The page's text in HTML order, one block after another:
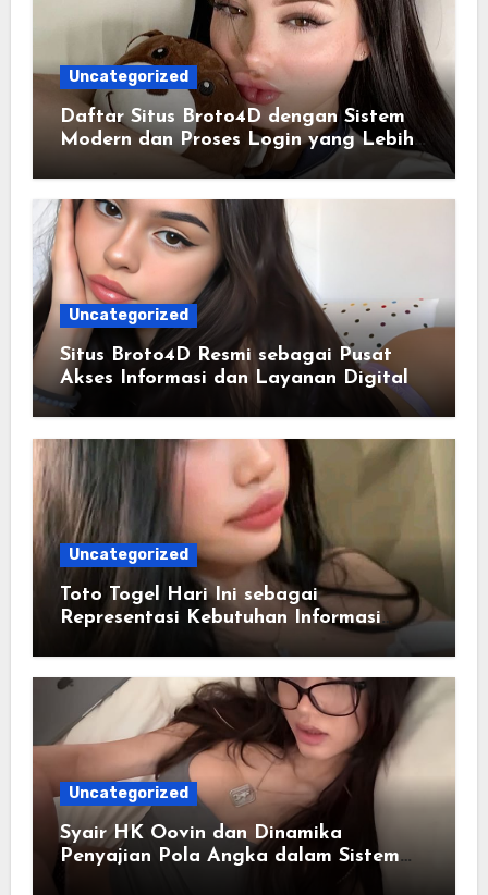
Uncategorized
Daftar Situs Broto4D dengan Sistem
Modern dan Proses Login yang Lebih
Uncategorized
Situs Broto4D Resmi sebagai Pusat
Akses Informasi dan Layanan Digital
Uncategorized
Toto Togel Hari Ini sebagai
Representasi Kebutuhan Informasi
Uncategorized
Syair HK Oovin dan Dinamika
Penyajian Pola Angka dalam Sistem